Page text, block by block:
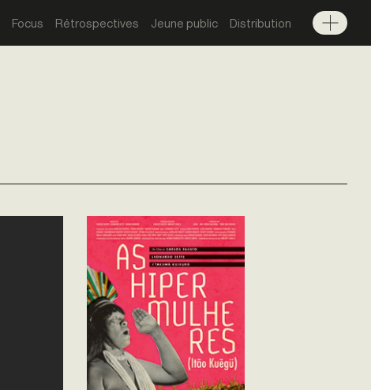
Focus Rétrospectives Jeune public Distribution
Menu